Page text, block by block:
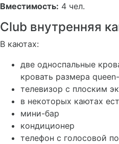
Вместимость: 4 чел.
Club внутренняя
В каютах:
две односпальные
кровать размера
телевизор с плоским
в некоторых каютах
мини-бар
кондиционер
телефон с голосовой